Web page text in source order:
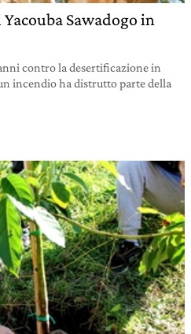
Sawadogo in
contro la desertificazione in
incendio ha distrutto parte della